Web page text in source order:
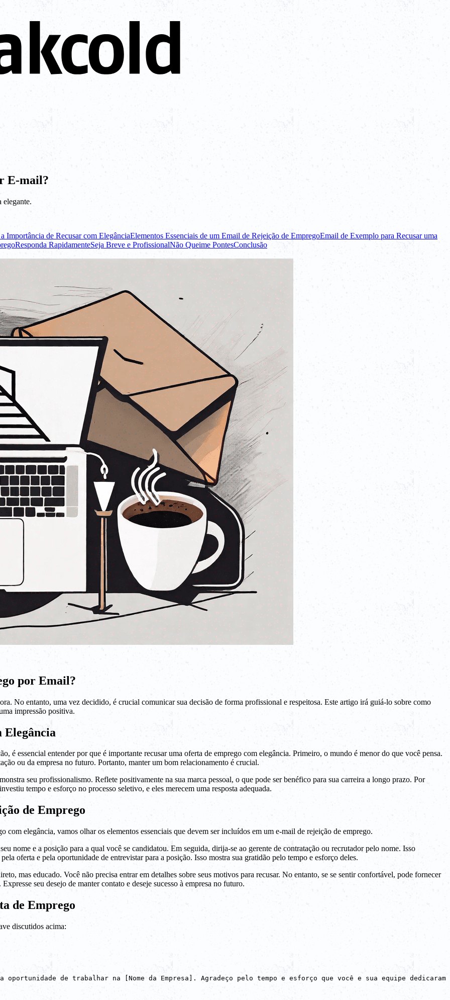
E-mail?
elegante.
Importância de Recusar com ElegânciaElementos Essenciais de um Email de Rejeição de EmpregoEmail de Exemplo para Recusar uma
Responda RapidamenteSeja Breve e ProfissionalNão Queime PontesConclusão
por Email?
No entanto, uma vez decidido, é crucial comunicar sua decisão de forma profissional e respeitosa. Este artigo irá guiá-lo sobre como
impressão positiva.
Elegância
é essencial entender por que é importante recusar uma oferta de emprego com elegância. Primeiro, o mundo é menor do que você pensa.
ou da empresa no futuro. Portanto, manter um bom relacionamento é crucial.
seu profissionalismo. Reflete positivamente na sua marca pessoal, o que pode ser benéfico para sua carreira a longo prazo. Por
tempo e esforço no processo seletivo, e eles merecem uma resposta adequada.
de Emprego
com elegância, vamos olhar os elementos essenciais que devem ser incluídos em um e-mail de rejeição de emprego.
nome e a posição para a qual você se candidatou. Em seguida, dirija-se ao gerente de contratação ou recrutador pelo nome. Isso
oferta e pela oportunidade de entrevistar para a posição. Isso mostra sua gratidão pelo tempo e esforço deles.
mas educado. Você não precisa entrar em detalhes sobre seus motivos para recusar. No entanto, se se sentir confortável, pode fornecer
seu desejo de manter contato e deseje sucesso à empresa no futuro.
de Emprego
discutidos acima:
de trabalhar na [Nome da Empresa]. Agradeço pelo tempo e esforço que você e sua equipe dedicaram